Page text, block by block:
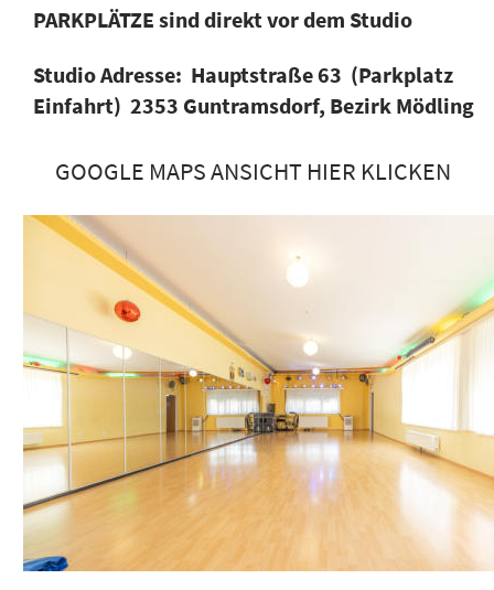
PARKPLÄTZE sind direkt vor dem Studio
Studio Adresse:  Hauptstraße 63  (Parkplatz
Einfahrt)  2353 Guntramsdorf, Bezirk Mödling
GOOGLE MAPS ANSICHT HIER KLICKEN